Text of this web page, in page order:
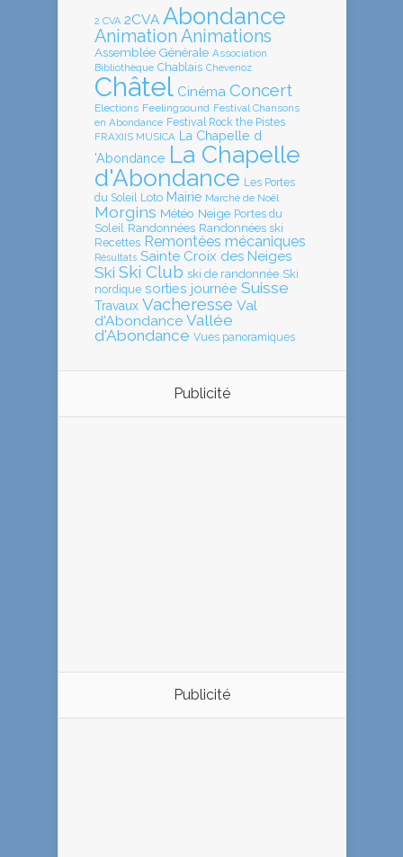
2 CVA 2CVA Abondance
Animation Animations
Assemblée Générale Association
Bibliothèque Chablais Chevenoz
Châtel Cinéma Concert
Elections Feelingsound Festival Chansons
en Abondance Festival Rock the Pistes
FRAXIIS MUSICA La Chapelle d
'Abondance La Chapelle
d'Abondance Les Portes
du Soleil Loto Mairie Marché de Noël
Morgins Météo Neige Portes du
Soleil Randonnées Randonnées ski
Recettes Remontées mécaniques
Résultats Sainte Croix des Neiges
Ski Ski Club ski de randonnée Ski
nordique sorties journée Suisse
Travaux Vacheresse Val
d'Abondance Vallée
d'Abondance Vues panoramiques
Publicité
Publicité